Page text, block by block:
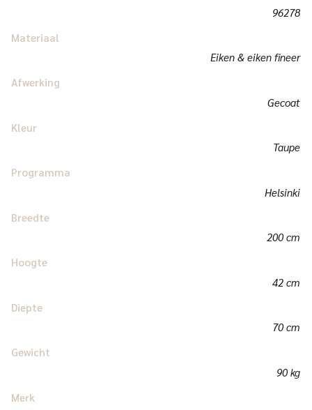
96278
Materiaal
Eiken & eiken fineer
Afwerking
Gecoat
Kleur
Taupe
Programma
Helsinki
Breedte
200 cm
Hoogte
42 cm
Diepte
70 cm
Gewicht
90 kg
Merk